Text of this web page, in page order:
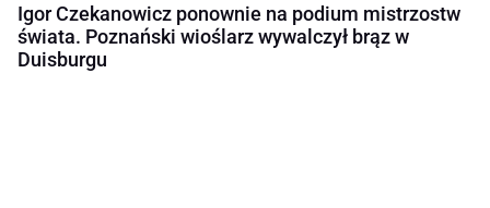
Igor Czekanowicz ponownie na podium mistrzostw
świata. Poznański wioślarz wywalczył brąz w
Duisburgu